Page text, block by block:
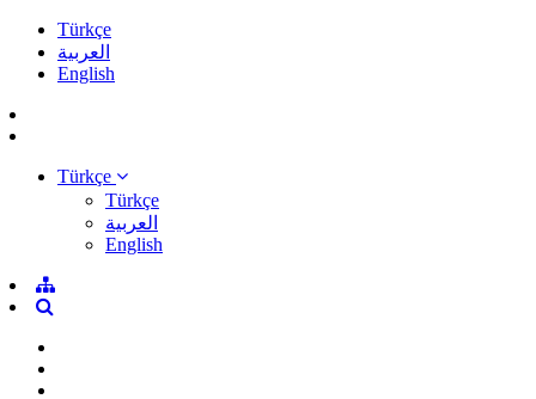
Türkçe
العربية
English
Türkçe
Türkçe
العربية
English